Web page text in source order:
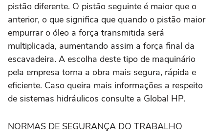
pistão diferente. O pistão seguinte é maior que o
anterior, o que significa que quando o pistão maior
empurrar o óleo a força transmitida será
multiplicada, aumentando assim a força final da
escavadeira. A escolha deste tipo de maquinário
pela empresa torna a obra mais segura, rápida e
eficiente. Caso queira mais informações a respeito
de sistemas hidráulicos consulte a Global HP.
NORMAS DE SEGURANÇA DO TRABALHO